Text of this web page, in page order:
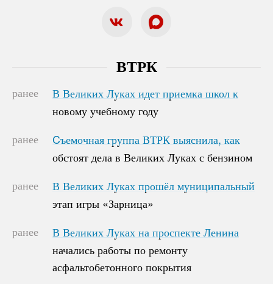
ВТРК
ранее
В Великих Луках идет приемка школ к
новому учебному году
В Великих Луках идет приемка школ к
новому учебному году
ранее
Cъемочная группа ВТРК выяснила, как
обстоят дела в Великих Луках с бензином
Cъемочная группа ВТРК выяснила, как
обстоят дела в Великих Луках с бензином
ранее
В Великих Луках прошёл муниципальный
этап игры «Зарница»
В Великих Луках прошёл муниципальный
этап игры «Зарница»
ранее
В Великих Луках на проспекте Ленина
начались работы по ремонту
асфальтобетонного покрытия
В Великих Луках на проспекте Ленина
начались работы по ремонту
асфальтобетонного покрытия